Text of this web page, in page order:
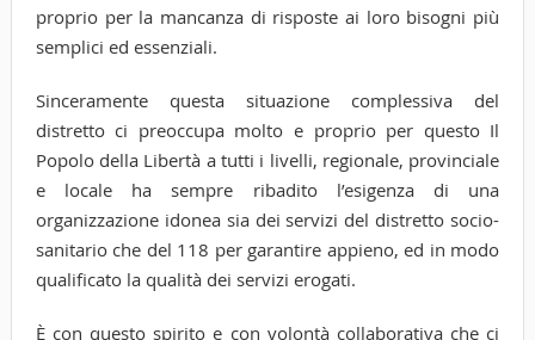
proprio per la mancanza di risposte ai loro bisogni più
semplici ed essenziali.
Sinceramente questa situazione complessiva del
distretto ci preoccupa molto e proprio per questo Il
Popolo della Libertà a tutti i livelli, regionale, provinciale
e locale ha sempre ribadito l’esigenza di una
organizzazione idonea sia dei servizi del distretto socio-
sanitario che del 118 per garantire appieno, ed in modo
qualificato la qualità dei servizi erogati.
È con questo spirito e con volontà collaborativa che ci